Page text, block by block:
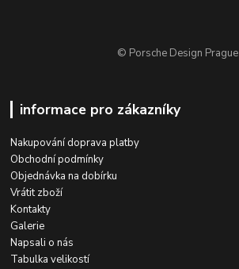
© Porsche Design Prague
informace pro zákazníky
Nakupování doprava platby
Obchodní podmínky
Objednávka na dobírku
Vrátit zboží
Kontakty
Galerie
Napsali o nás
Tabulka velikostí